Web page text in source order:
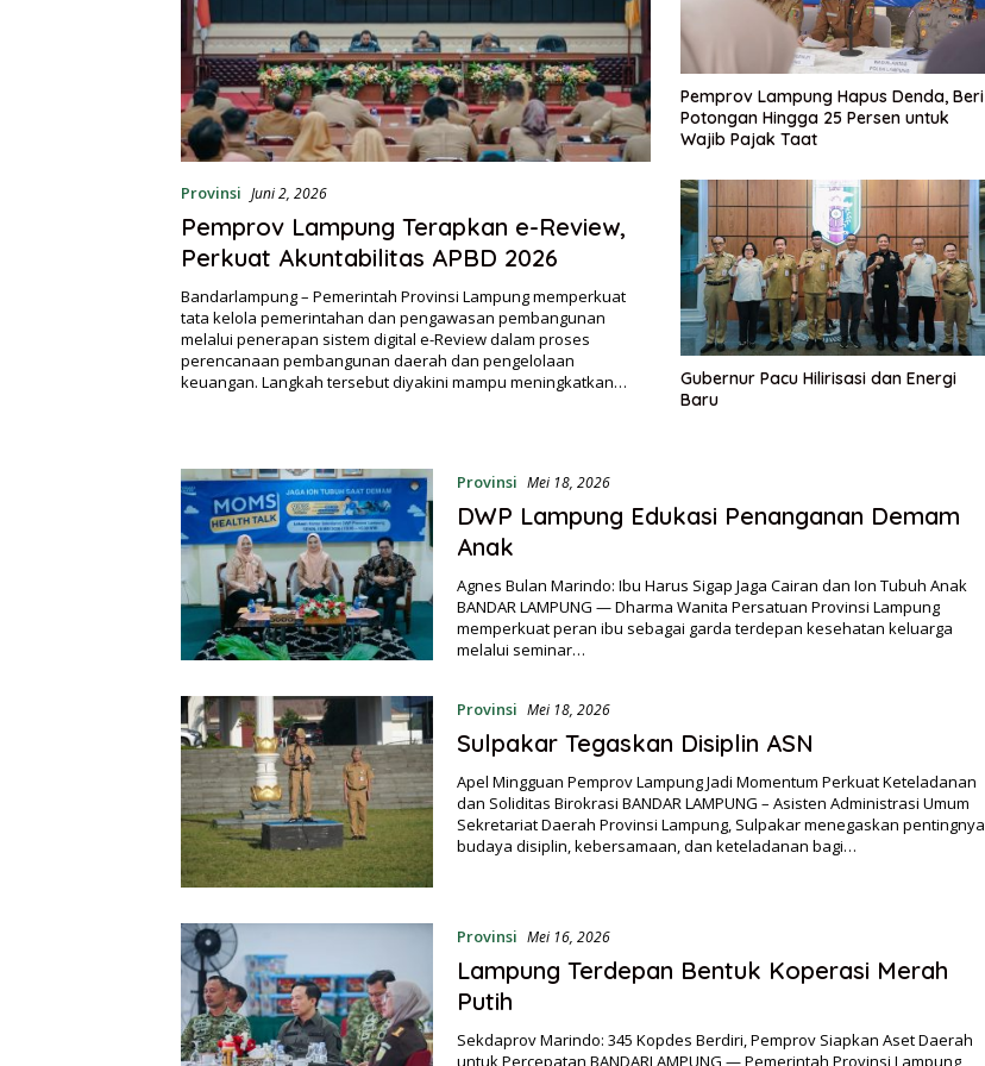
Provinsi Juni 2, 2026
Pemprov Lampung Terapkan e-Review,
Perkuat Akuntabilitas APBD 2026
Bandarlampung – Pemerintah Provinsi Lampung memperkuat
tata kelola pemerintahan dan pengawasan pembangunan
melalui penerapan sistem digital e-Review dalam proses
perencanaan pembangunan daerah dan pengelolaan
keuangan. Langkah tersebut diyakini mampu meningkatkan…
Pemprov Lampung Hapus Denda, Beri
Potongan Hingga 25 Persen untuk
Wajib Pajak Taat
Gubernur Pacu Hilirisasi dan Energi
Baru
Provinsi Mei 18, 2026
DWP Lampung Edukasi Penanganan Demam
Anak
Agnes Bulan Marindo: Ibu Harus Sigap Jaga Cairan dan Ion Tubuh Anak
BANDAR LAMPUNG — Dharma Wanita Persatuan Provinsi Lampung
memperkuat peran ibu sebagai garda terdepan kesehatan keluarga
melalui seminar…
Provinsi Mei 18, 2026
Sulpakar Tegaskan Disiplin ASN
Apel Mingguan Pemprov Lampung Jadi Momentum Perkuat Keteladanan
dan Soliditas Birokrasi BANDAR LAMPUNG – Asisten Administrasi Umum
Sekretariat Daerah Provinsi Lampung, Sulpakar menegaskan pentingnya
budaya disiplin, kebersamaan, dan keteladanan bagi…
Provinsi Mei 16, 2026
Lampung Terdepan Bentuk Koperasi Merah
Putih
Sekdaprov Marindo: 345 Kopdes Berdiri, Pemprov Siapkan Aset Daerah
untuk Percepatan BANDARLAMPUNG — Pemerintah Provinsi Lampung